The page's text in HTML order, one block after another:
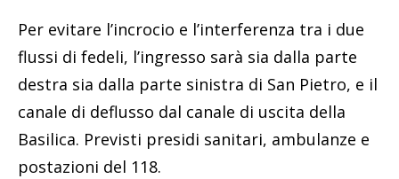
Per evitare l’incrocio e l’interferenza tra i due
flussi di fedeli, l’ingresso sarà sia dalla parte
destra sia dalla parte sinistra di San Pietro, e il
canale di deflusso dal canale di uscita della
Basilica. Previsti presidi sanitari, ambulanze e
postazioni del 118.